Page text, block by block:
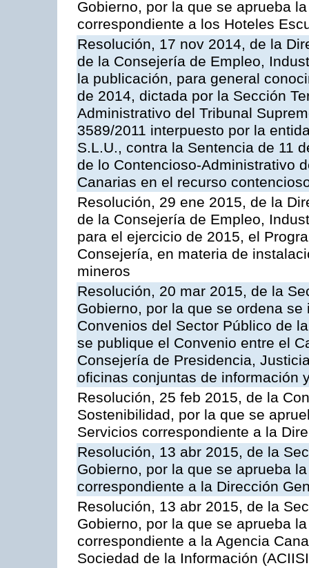
Gobierno, por la que se aprueba
correspondiente a los Hoteles
Resolución, 17 nov 2014, de la
de la Consejería de Empleo,
la publicación, para general
de 2014, dictada por la Sección
Administrativo del Tribunal
3589/2011 interpuesto por la
S.L.U., contra la Sentencia de 11
de lo Contencioso-Administrativo
Canarias en el recurso
Resolución, 29 ene 2015, de la
de la Consejería de Empleo,
para el ejercicio de 2015, el
Consejería, en materia de
mineros
Resolución, 20 mar 2015, de la
Gobierno, por la que se ordena
Convenios del Sector Público de
se publique el Convenio entre el
Consejería de Presidencia,
oficinas conjuntas de información
Resolución, 25 feb 2015, de la
Sostenibilidad, por la que se
Servicios correspondiente a la
Resolución, 13 abr 2015, de la
Gobierno, por la que se aprueba
correspondiente a la Dirección
Resolución, 13 abr 2015, de la
Gobierno, por la que se aprueba
correspondiente a la Agencia
Sociedad de la Información